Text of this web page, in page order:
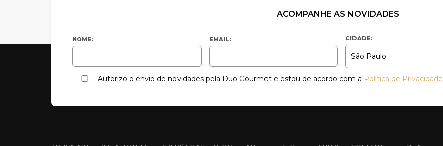
ACOMPANHE AS NOVIDADES
NOME: EMAIL: CIDADE:
Autorizo o envio de novidades pela Duo Gourmet e estou de acordo com a Política de Privacidade